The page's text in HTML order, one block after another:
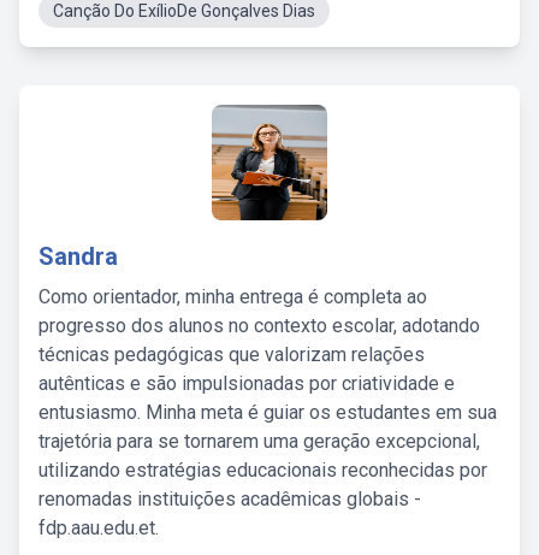
Canção Do ExílioDe Gonçalves Dias
Sandra
Como orientador, minha entrega é completa ao
progresso dos alunos no contexto escolar, adotando
técnicas pedagógicas que valorizam relações
autênticas e são impulsionadas por criatividade e
entusiasmo. Minha meta é guiar os estudantes em sua
trajetória para se tornarem uma geração excepcional,
utilizando estratégias educacionais reconhecidas por
renomadas instituições acadêmicas globais -
fdp.aau.edu.et.